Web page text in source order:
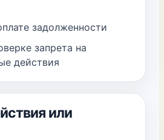
задолженности
запрета на
действия
или